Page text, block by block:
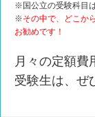
※国公立の受験科目
※その中で、どこか
お勧めです！
月々の定額費
受験生は、ぜ